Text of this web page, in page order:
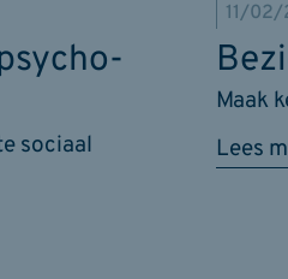
sociaal
Lees
Maak
11/